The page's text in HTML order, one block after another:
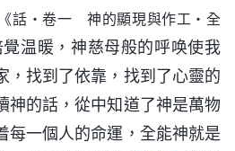
《話・卷一 神的顯現與作工・全
覺温暖，神慈母般的呼唤使我
，找到了依靠，找到了心靈的
神的話，從中知道了神是萬物
每一個人的命運，全能神就是